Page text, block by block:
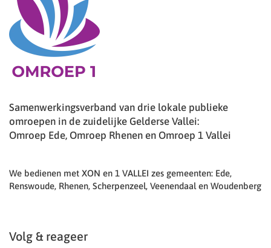
Samenwerkingsverband van drie lokale publieke
omroepen in de zuidelijke Gelderse Vallei:
Omroep Ede, Omroep Rhenen en Omroep 1 Vallei
We bedienen met XON en 1 VALLEI zes gemeenten: Ede,
Renswoude, Rhenen, Scherpenzeel, Veenendaal en Woudenberg
Volg & reageer